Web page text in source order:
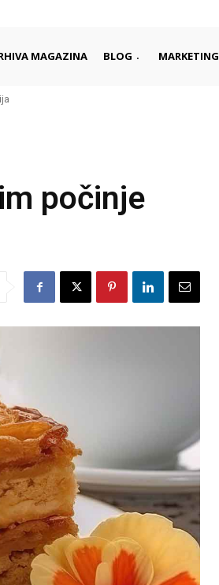
MAGAZINA BLOG MARKETING
u regionu
počinje